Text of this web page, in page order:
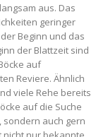
aus. Das
geringer
Beginn und das
der Blattzeit sind
auf
Reviere. Ähnlich
viele Rehe bereits
auf die Suche
sondern auch gern